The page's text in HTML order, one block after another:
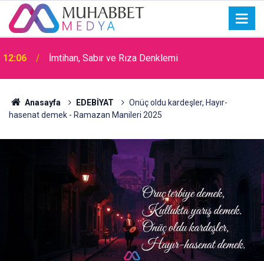
15:30 Okullarda Cami Açılması Laikliğe Aykırıymış!
Anasayfa EDEBİYAT
Onüç oldu kardeşler, Hayır-
hasenat demek - Ramazan Manileri 2025